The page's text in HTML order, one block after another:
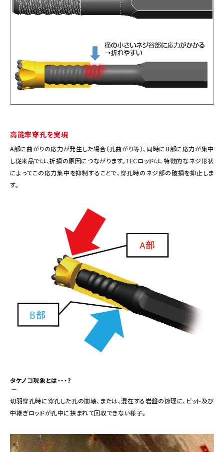
高能率穿孔を実現
A部に曲がりの応力が発生した場合（孔曲がり等）、同時にB部に応力が集中
し従来品では、折損の原因につながります。TECロッドは、特徴的なネジ形状
によってこの応力集中を抑制することで、穿孔時のネジ部の破損を抑止しま
す。
タケノコ現象とは・・・?
切羽穿孔時に穿孔した孔の崩壊、または、混在する岩盤の節理に、ビット及び
中継ぎロッドが孔中に挟まれて回収できない様子。